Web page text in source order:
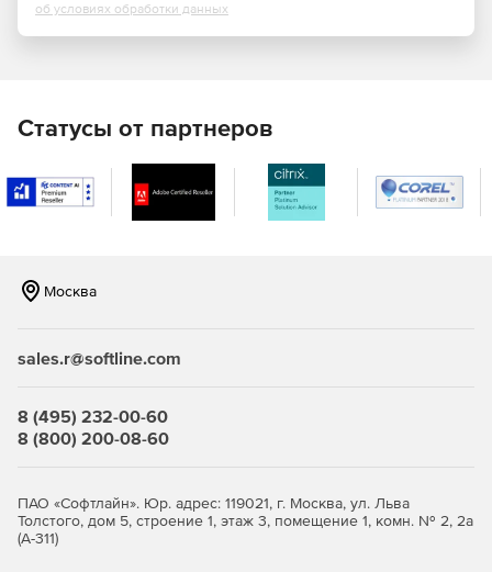
Повышение дисциплины сотрудников.
об условиях обработки данных
Статусы от партнеров
Москва
sales.r@softline.com
8 (495) 232-00-60
8 (800) 200-08-60
ПАО «Софтлайн». Юр. адрес: 119021, г. Москва, ул. Льва
Толстого, дом 5, строение 1, этаж 3, помещение 1, комн. № 2, 2а
(А-311)